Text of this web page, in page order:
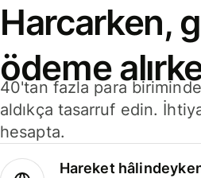
Harcarken,
ödeme
40'tan fazla para
aldıkça tasarruf edin.
hesapta.
Hareket